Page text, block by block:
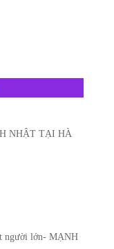
NHẬT TẠI HÀ
người lớn- MẠNH